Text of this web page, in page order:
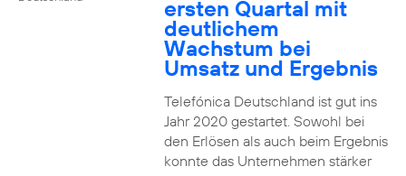
ersten Quartal mit
deutlichem
Wachstum bei
Umsatz und Ergebnis
Telefónica Deutschland ist gut ins
Jahr 2020 gestartet. Sowohl bei
den Erlösen als auch beim Ergebnis
konnte das Unternehmen stärker